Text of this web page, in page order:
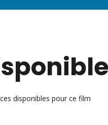
disponibles pour ce film